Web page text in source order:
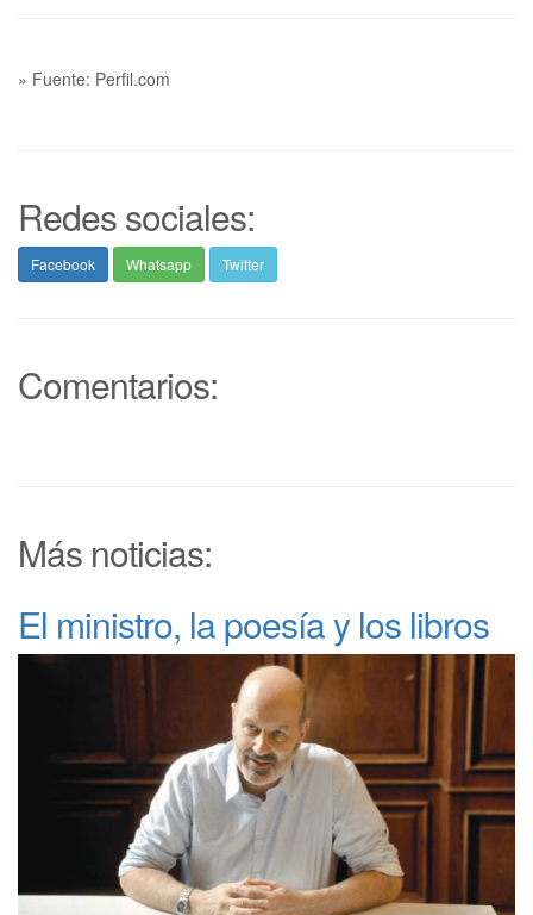
» Fuente: Perfil.com
Redes sociales:
Facebook Whatsapp Twitter
Comentarios:
Más noticias:
El ministro, la poesía y los libros